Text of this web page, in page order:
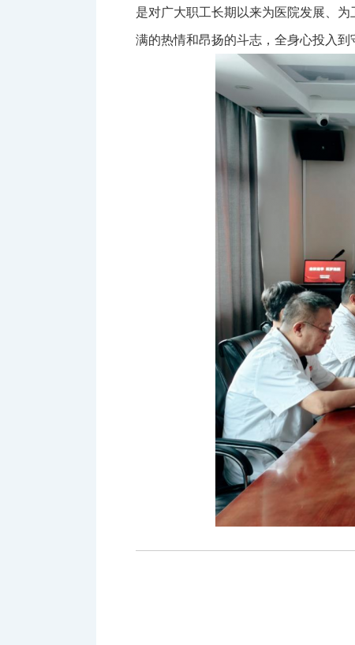
是对广大职工长期以来为医院发展、
满的热情和昂扬的斗志，全身心投入